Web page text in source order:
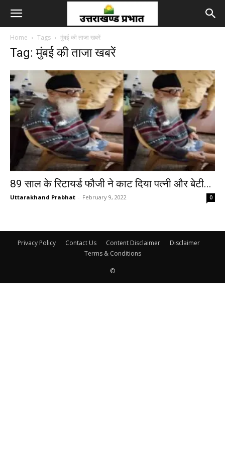
Home Tags मुंबई की ताजा खबरें
Tag: मुंबई की ताजा खबरें
89 साल के रिटायर्ड फौजी ने काट दिया पत्नी और बेटी...
Uttarakhand Prabhat - February 9, 2022 0
Privacy Policy Contact Us Content Disclaimer
Disclaimer
Terms & Conditions
©